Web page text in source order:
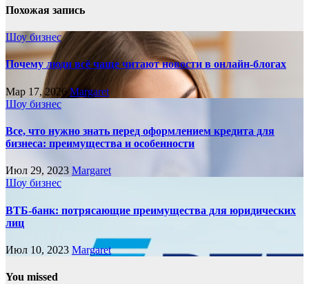
Похожая запись
Шоу бизнес
Почему люди всё чаще читают новости в онлайн-блогах
Мар 17, 2026Margaret
Шоу бизнес
Все, что нужно знать перед оформлением кредита для
бизнеса: преимущества и особенности
Июл 29, 2023 Margaret
Шоу бизнес
ВТБ-банк: потрясающие преимущества для юридических
лиц
Июл 10, 2023 Margaret
You missed